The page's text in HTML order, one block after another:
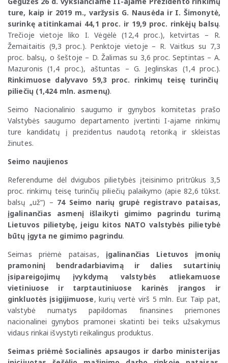
ture, kaip ir 2019 m., varžysis G. Nausėda ir I. Šimonytė,
surinkę atitinkamai 44,1 proc. ir 19,9 proc. rinkėjų balsų.
Trečioje vietoje liko I. Vėgėlė (12,4 proc.), ketvirtas – R.
Žemaitaitis (9,3 proc.). Penktoje vietoje – R. Vaitkus su 7,3
proc. balsų, o šeštoje – D. Žalimas su 3,6 proc. Septintas – A.
Mazuronis (1,4 proc.), aštuntas – G. Jeglinskas (1,4 proc.).
Rinkimuose dalyvavo 59,3 proc. rinkimų teisę turinčių
piliečių (1,424 mln. asmenų).
Seimo Nacionalinio saugumo ir gynybos komitetas prašo
Valstybės saugumo departamento įvertinti I-ajame rinkimų
ture kandidatų į prezidentus naudotą retoriką ir skleistas
žinutes.
Seimo naujienos
Referendume dėl dvigubos pilietybės įteisinimo pritrūkus 3,5
proc. rinkimų teisę turinčių piliečių palaikymo (apie 82,6 tūkst.
balsų „už“) – 74 Seimo narių grupė registravo pataisas,
įgalinančias asmenį išlaikyti gimimo pagrindu turimą
Lietuvos pilietybę, jeigu kitos NATO valstybės pilietybė
būtų įgyta ne gimimo pagrindu.
Seimas priėmė pataisas, įgalinančias Lietuvos įmonių
pramoninį bendradarbiavimą ir dalies sutartinių
įsipareigojimų įvykdymą valstybės atliekamuose
vietiniuose ir tarptautiniuose karinės įrangos ir
ginkluotės įsigijimuose, kurių vertė virš 5 mln. Eur. Taip pat,
valstybė numatys papildomas finansines priemones
nacionalinei gynybos pramonei skatinti bei teiks užsakymus
vidaus rinkai išvystyti reikalingus produktus.
Seimas priėmė Socialinės apsaugos ir darbo ministerijas